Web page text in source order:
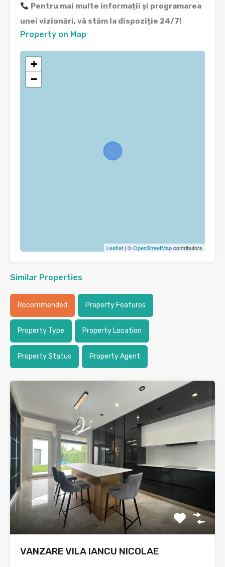
Pentru mai multe informații și programarea
unei vizionări, vă stăm la dispoziție 24/7!
Property on Map
+
−
Leaflet | ©OpenStreetMapcontributors
Similar Properties
Recommended Property Features
Property Type Property Location
Property Status Property Agent
VANZARE VILA IANCU NICOLAE